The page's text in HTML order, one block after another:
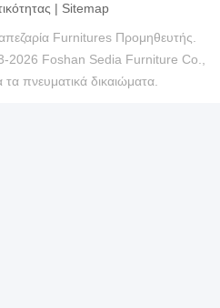
| Sitemap
Furnitures Προμηθευτής.
2026 Foshan Sedia Furniture Co.,
πνευματικά δικαιώματα.